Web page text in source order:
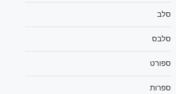
סלב
סלבס
ספורט
ספרות